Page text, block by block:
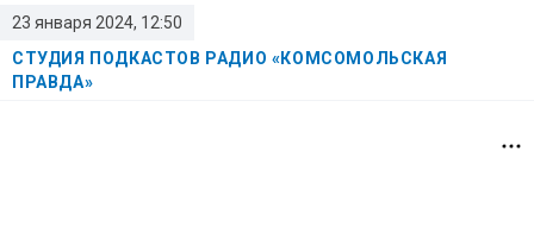
23 января 2024, 12:50
СТУДИЯ ПОДКАСТОВ РАДИО «КОМСОМОЛЬСКАЯ
ПРАВДА»